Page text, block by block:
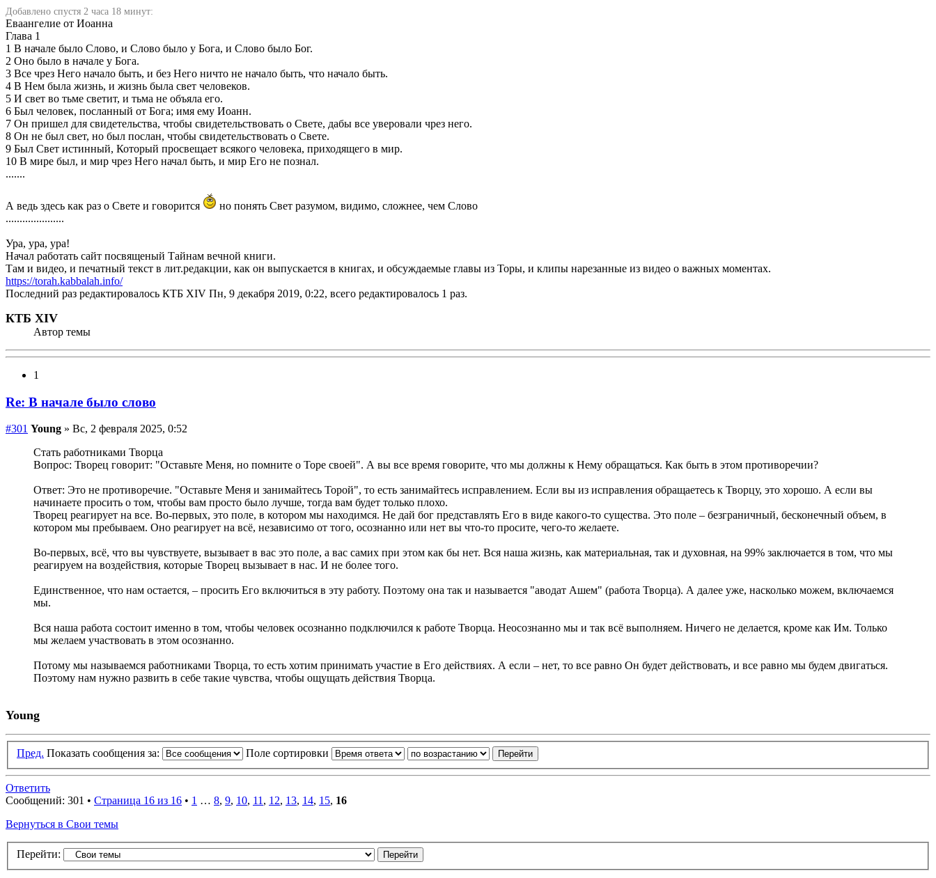
Добавлено спустя 2 часа 18 минут:
Еваангелие от Иоанна
Глава 1
1 В начале было Слово, и Слово было у Бога, и Слово было Бог.
2 Оно было в начале у Бога.
3 Все чрез Него начало быть, и без Него ничто не начало быть, что начало быть.
4 В Нем была жизнь, и жизнь была свет человеков.
5 И свет во тьме светит, и тьма не объяла его.
6 Был человек, посланный от Бога; имя ему Иоанн.
7 Он пришел для свидетельства, чтобы свидетельствовать о Свете, дабы все уверовали чрез него.
8 Он не был свет, но был послан, чтобы свидетельствовать о Свете.
9 Был Свет истинный, Который просвещает всякого человека, приходящего в мир.
10 В мире был, и мир чрез Него начал быть, и мир Его не познал.
.......
А ведь здесь как раз о Свете и говорится
но понять Свет разумом, видимо, сложнее, чем Слово
.....................
Ура, ура, ура!
Начал работать сайт посвященый Тайнам вечной книги.
Там и видео, и печатный текст в лит.редакции, как он выпускается в книгах, и обсуждаемые главы из Торы, и клипы нарезанные из видео о важных моментах.
https://torah.kabbalah.info/
Последний раз редактировалось КТБ ХIV Пн, 9 декабря 2019, 0:22, всего редактировалось 1 раз.
КТБ ХIV
Автор темы
1
Re: В начале было слово
#301 Young » Вс, 2 февраля 2025, 0:52
Стать работниками Творца
Вопрос: Творец говорит: "Оставьте Меня, но помните о Торе своей". А вы все время говорите, что мы должны к Нему обращаться. Как быть в этом противоречии?
Ответ: Это не противоречие. "Оставьте Меня и занимайтесь Торой", то есть занимайтесь исправлением. Если вы из исправления обращаетесь к Творцу, это хорошо. А если вы
начинаете просить о том, чтобы вам просто было лучше, тогда вам будет только плохо.
Творец реагирует на все. Во-первых, это поле, в котором мы находимся. Не дай бог представлять Его в виде какого-то существа. Это поле – безграничный, бесконечный объем, в
котором мы пребываем. Оно реагирует на всё, независимо от того, осознанно или нет вы что-то просите, чего-то желаете.
Во-первых, всё, что вы чувствуете, вызывает в вас это поле, а вас самих при этом как бы нет. Вся наша жизнь, как материальная, так и духовная, на 99% заключается в том, что мы
реагируем на воздействия, которые Творец вызывает в нас. И не более того.
Единственное, что нам остается, – просить Его включиться в эту работу. Поэтому она так и называется "аводат Ашем" (работа Творца). А далее уже, насколько можем, включаемся
мы.
Вся наша работа состоит именно в том, чтобы человек осознанно подключился к работе Творца. Неосознанно мы и так всё выполняем. Ничего не делается, кроме как Им. Только
мы желаем участвовать в этом осознанно.
Потому мы называемся работниками Творца, то есть хотим принимать участие в Его действиях. А если – нет, то все равно Он будет действовать, и все равно мы будем двигаться.
Поэтому нам нужно развить в себе такие чувства, чтобы ощущать действия Творца.
Young
Пред. Показать сообщения за: Поле сортировки
Ответить
Сообщений: 301 • Страница 16 из 16 • 1 … 8, 9, 10, 11 , 12, 13, 14, 15, 16
Вернуться в Свои темы
Перейти: